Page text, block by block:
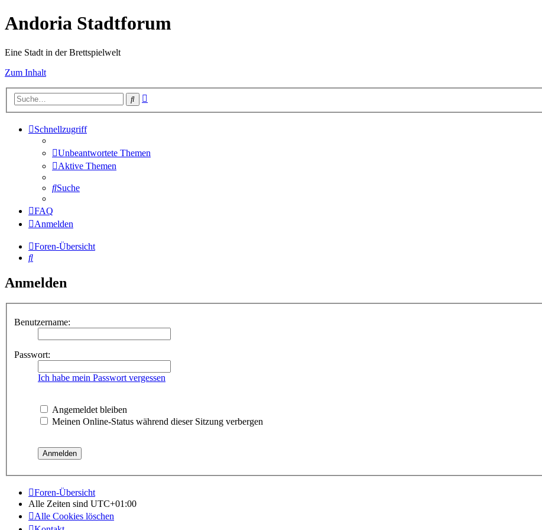
Andoria Stadtforum
Eine Stadt in der Brettspielwelt
Zum Inhalt
Suche
Schnellzugriff
Unbeantwortete Themen
Aktive Themen
Suche
FAQ
Anmelden
Foren-Übersicht
Suche
Anmelden
Benutzername:
Passwort:
Ich habe mein Passwort vergessen
Angemeldet bleiben
Meinen Online-Status während dieser Sitzung verbergen
Foren-Übersicht
Alle Zeiten sind UTC+01:00
Alle Cookies löschen